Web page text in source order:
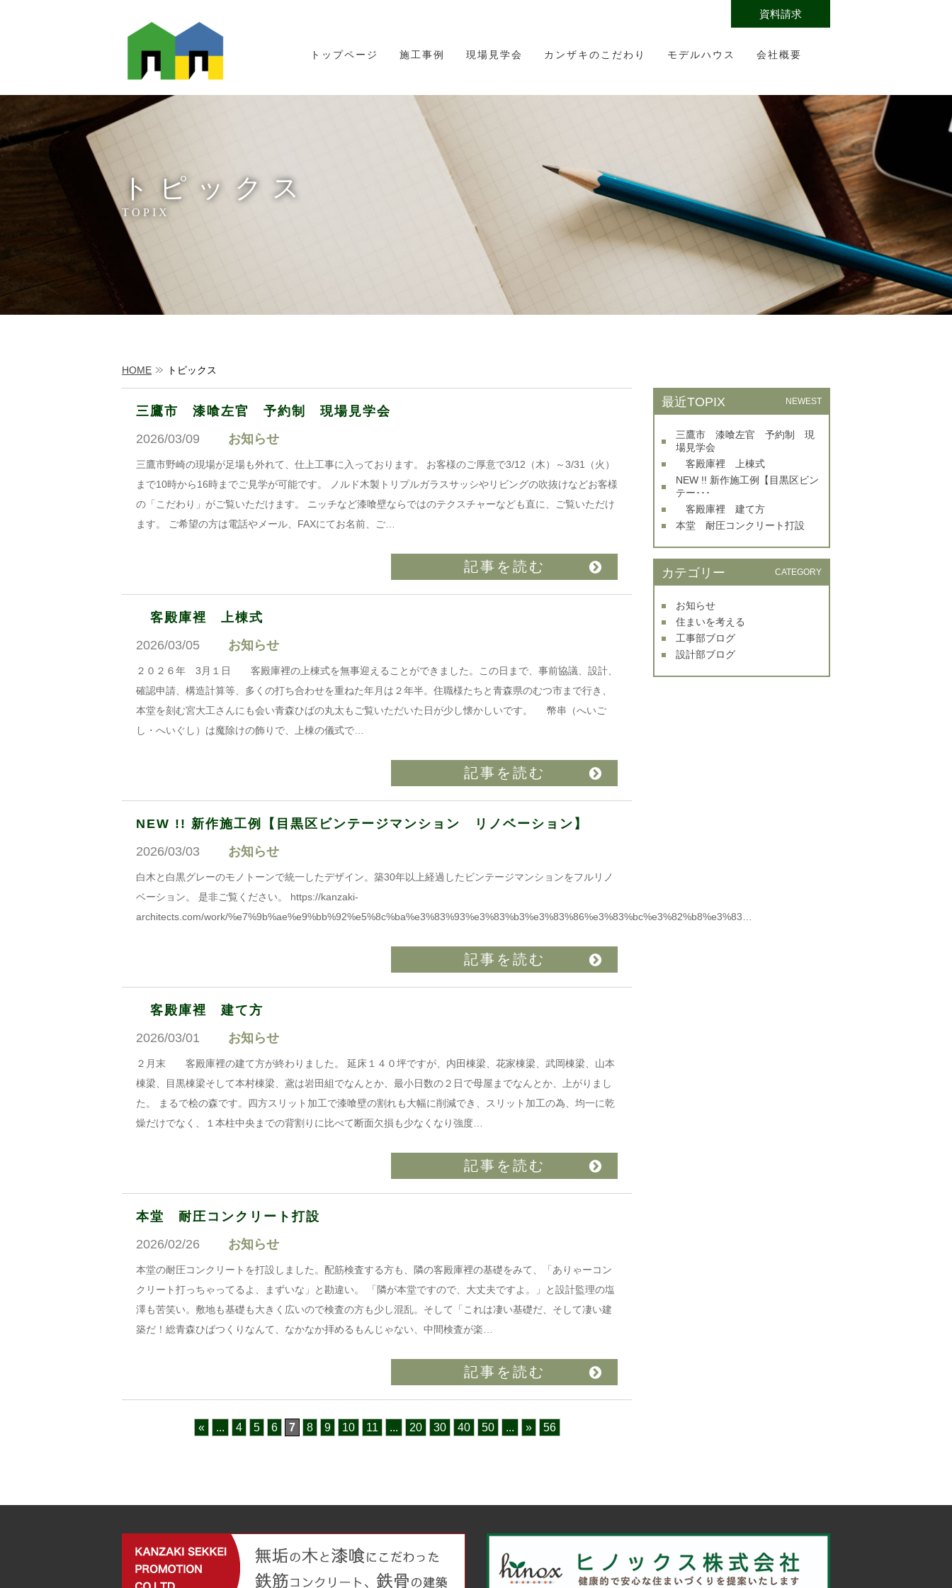
資料請求
トップページ 施工事例 現場見学会 カンザキのこだわり モデルハウス 会社概要
トピックス
TOPIX
HOME トピックス
三鷹市 漆喰左官 予約制 現場見学会
2026/03/09
お知らせ
三鷹市野崎の現場が足場も外れて、仕上工事に入っております。 お客様のご厚意で3/12（木）～3/31（火）
まで10時から16時までご見学が可能です。 ノルド木製トリプルガラスサッシやリビングの吹抜けなどお客様
の「こだわり」がご覧いただけます。 ニッチなど漆喰壁ならではのテクスチャーなども直に、ご覧いただけ
ます。 ご希望の方は電話やメール、FAXにてお名前、ご…
記事を読む
客殿庫裡 上棟式
2026/03/05
お知らせ
２０２６年 3月１日 客殿庫裡の上棟式を無事迎えることができました。この日まで、事前協議、設計、
確認申請、構造計算等、多くの打ち合わせを重ねた年月は２年半。住職様たちと青森県のむつ市まで行き、
本堂を刻む宮大工さんにも会い青森ひばの丸太もご覧いただいた日が少し懐かしいです。 幣串（へいご
し・へいぐし）は魔除けの飾りで、上棟の儀式で…
記事を読む
NEW !! 新作施工例【目黒区ビンテージマンション リノベーション】
2026/03/03
お知らせ
白木と白黒グレーのモノトーンで統一したデザイン。築30年以上経過したビンテージマンションをフルリノ
ベーション。 是非ご覧ください。 https://kanzaki-
architects.com/work/%e7%9b%ae%e9%bb%92%e5%8c%ba%e3%83%93%e3%83%b3%e3%83%86%e3%83%bc%e3%82%b8%e3%83…
記事を読む
客殿庫裡 建て方
2026/03/01
お知らせ
２月末 客殿庫裡の建て方が終わりました。 延床１４０坪ですが、内田棟梁、花家棟梁、武岡棟梁、山本
棟梁、目黒棟梁そして本村棟梁、鳶は岩田組でなんとか、最小日数の２日で母屋までなんとか、上がりまし
た。 まるで桧の森です。四方スリット加工で漆喰壁の割れも大幅に削減でき、スリット加工の為、均一に乾
燥だけでなく、１本柱中央までの背割りに比べて断面欠損も少なくなり強度…
記事を読む
本堂 耐圧コンクリート打設
2026/02/26
お知らせ
本堂の耐圧コンクリートを打設しました。配筋検査する方も、隣の客殿庫裡の基礎をみて、「ありゃーコン
クリート打っちゃってるよ、まずいな」と勘違い。 「隣が本堂ですので、大丈夫ですよ。」と設計監理の塩
澤も苦笑い。敷地も基礎も大きく広いので検査の方も少し混乱。そして「これは凄い基礎だ、そして凄い建
築だ！総青森ひばつくりなんて、なかなか拝めるもんじゃない、中間検査が楽…
記事を読む
« ... 4 5 6 7 8 9 10 11 ... 20 30 40 50 ... » 56
最近TOPIX NEWEST
三鷹市 漆喰左官 予約制 現
場見学会
客殿庫裡 上棟式
NEW !! 新作施工例【目黒区ビン
テー･･･
客殿庫裡 建て方
本堂 耐圧コンクリート打設
カテゴリー CATEGORY
お知らせ
住まいを考える
工事部ブログ
設計部ブログ